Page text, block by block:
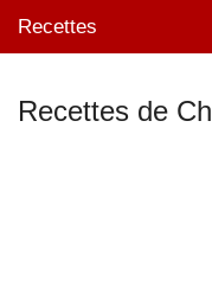
Recettes
Recettes de